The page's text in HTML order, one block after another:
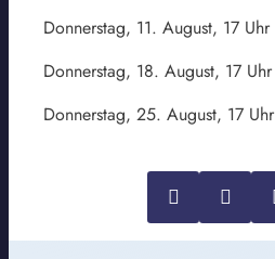
Donnerstag, 11. August, 17 Uhr
Donnerstag, 18. August, 17 Uhr
Donnerstag, 25. August, 17 Uhr